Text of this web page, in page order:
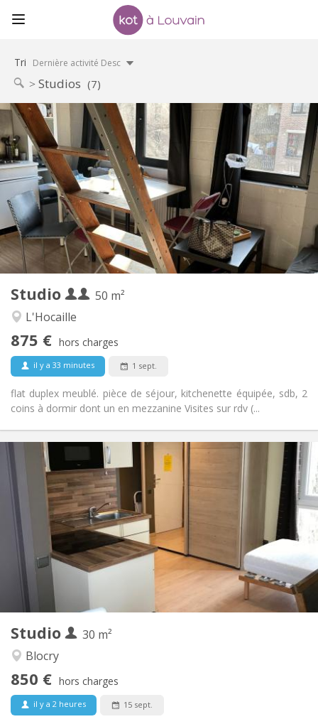
Tri Dernière activité Desc
Studios (7)
Studio
50 m²
L'Hocaille
875 € hors charges
il y a 33 minutes 1 sept.
flat duplex meublé. pièce de séjour, kitchenette équipée, sdb, 2
coins à dormir dont un en mezzanine Visites sur rdv (...
Infos Pratiques
Loyer:
875 € (438 €/pers.)
Charges:
100 € (50 €/pers.)
Durée:
12 mois
Domiciliation:
Sous conditions
Aménagement
Salle de bain:
Privée
Cuisine:
Privée (pièce distincte)
Superficie:
50 m
2
Pièces privées:
4
Studio
30 m²
Blocry
850 € hors charges
il y a 2 heures 15 sept.
Infos Pratiques
Loyer:
850 €
Charges:
100 €
Durée:
Domiciliation:
Non
Aménagement
Salle de bain:
Privée
Cuisine:
Dans la chambre
Superficie:
30 m
2
Pièces privées: